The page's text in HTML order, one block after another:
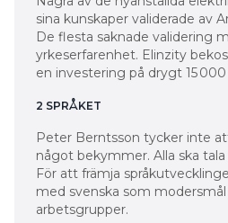
sina kunskaper validerade av
De flesta saknade validering
yrkeserfarenhet. Elinzity
en investering på drygt 15
2 SPRÅKET
Peter Berntsson tycker inte
något bekymmer. Alla ska
För att främja
med svenska som
arbetsgrupper.